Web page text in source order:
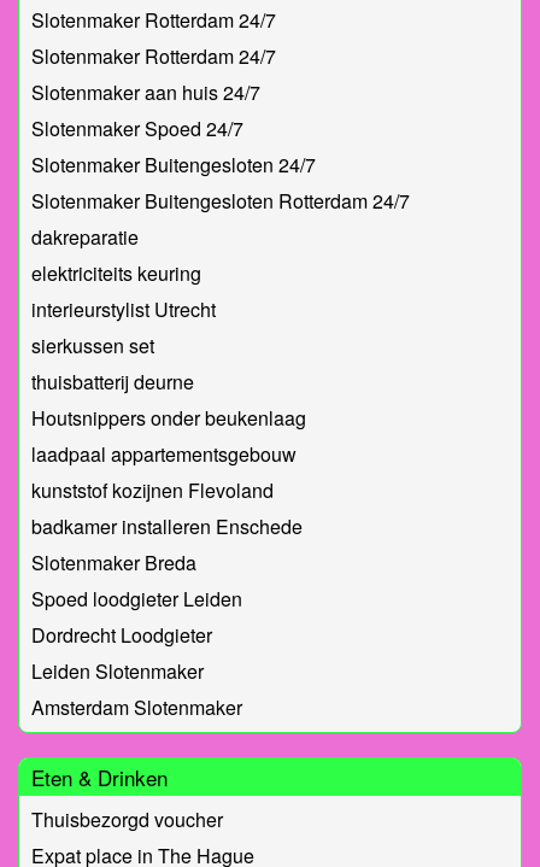
Slotenmaker Rotterdam 24/7
Slotenmaker Rotterdam 24/7
Slotenmaker aan huis 24/7
Slotenmaker Spoed 24/7
Slotenmaker Buitengesloten 24/7
Slotenmaker Buitengesloten Rotterdam 24/7
dakreparatie
elektriciteits keuring
interieurstylist Utrecht
sierkussen set
thuisbatterij deurne
Houtsnippers onder beukenlaag
laadpaal appartementsgebouw
kunststof kozijnen Flevoland
badkamer installeren Enschede
Slotenmaker Breda
Spoed loodgieter Leiden
Dordrecht Loodgieter
Leiden Slotenmaker
Amsterdam Slotenmaker
Eten & Drinken
Thuisbezorgd voucher
Expat place in The Hague